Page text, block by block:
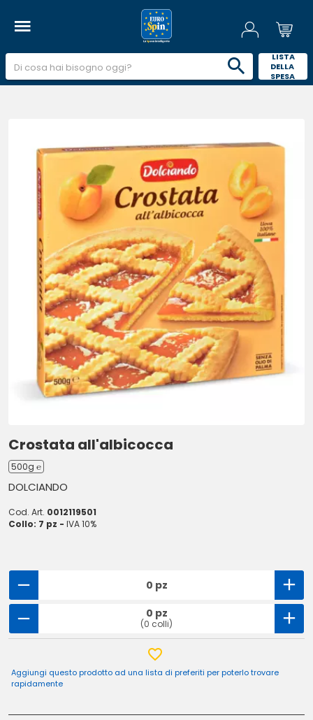
LISTA
DELLA
SPESA
Crostata all'albicocca
500g ℮
DOLCIANDO
Cod. Art. 0012119501
Collo: 7 pz - IVA 10%
0 pz
0 pz
(0 colli)
Aggiungi questo prodotto ad una lista di preferiti per poterlo trovare
rapidamente